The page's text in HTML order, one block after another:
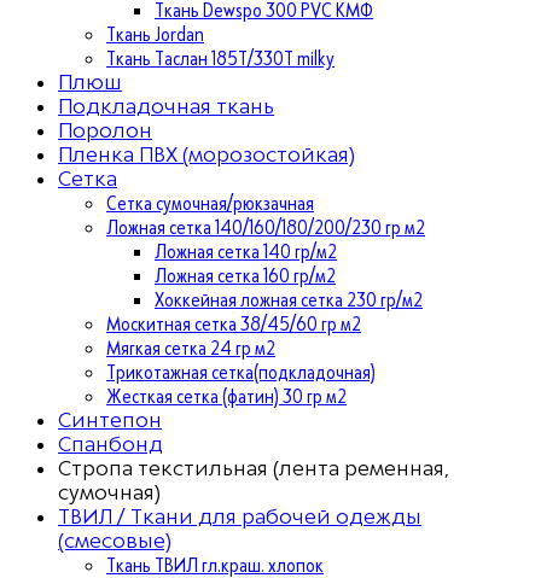
Ткань Dewspo 300 PVC КМФ
Ткань Jordan
Ткань Таслан 185T/330T milky
Плюш
Подкладочная ткань
Поролон
Пленка ПВХ (морозостойкая)
Сетка
Сетка сумочная/рюкзачная
Ложная сетка 140/160/180/200/230 гр м2
Ложная сетка 140 гр/м2
Ложная сетка 160 гр/м2
Хоккейная ложная сетка 230 гр/м2
Москитная сетка 38/45/60 гр м2
Мягкая сетка 24 гр м2
Трикотажная сетка(подкладочная)
Жесткая сетка (фатин) 30 гр м2
Синтепон
Спанбонд
Стропа текстильная (лента ременная,
сумочная)
ТВИЛ / Ткани для рабочей одежды
(смесовые)
Ткань ТВИЛ гл.краш. хлопок